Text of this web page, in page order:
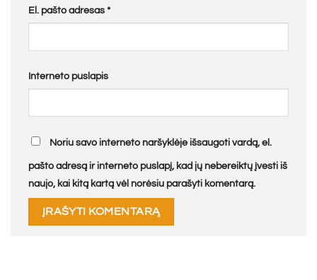
El. pašto adresas *
Interneto puslapis
Noriu savo interneto naršyklėje išsaugoti vardą, el.
pašto adresą ir interneto puslapį, kad jų nebereiktų įvesti iš
naujo, kai kitą kartą vėl norėsiu parašyti komentarą.